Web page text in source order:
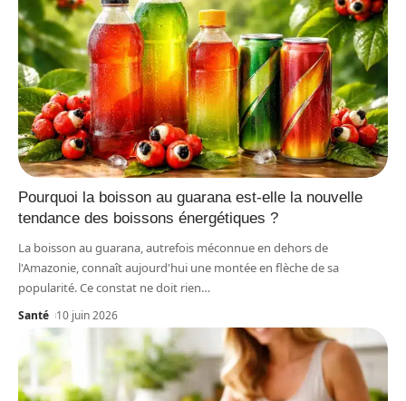
Pourquoi la boisson au guarana est-elle la nouvelle
tendance des boissons énergétiques ?
La boisson au guarana, autrefois méconnue en dehors de
l'Amazonie, connaît aujourd'hui une montée en flèche de sa
popularité. Ce constat ne doit rien…
Santé 10 juin 2026